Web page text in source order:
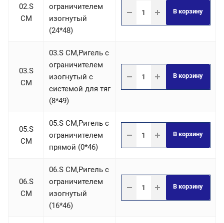
02.S
СM
ограничителем
изогнутый
(24*48)
В корзину
03.S
СM
03.S СM,Ригель c
ограничителем
изогнутый с
системой для тяг
(8*49)
В корзину
05.S
СM
05.S СM,Ригель c
ограничителем
прямой (0*46)
В корзину
06.S
СM
06.S СM,Ригель c
ограничителем
изогнутый
(16*46)
В корзину